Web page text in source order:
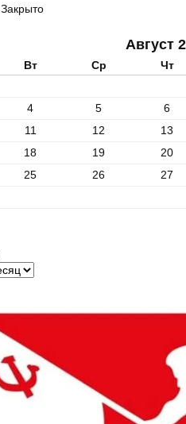
Закрыто
Август
Вт Ср Чт
4 5
6
11 12
13
18 19
20
25 26
27